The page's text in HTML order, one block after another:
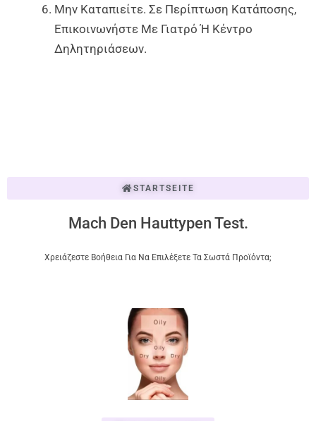
Μην Καταπιείτε. Σε Περίπτωση Κατάποσης,
Επικοινωνήστε Με Γιατρό Ή Κέντρο
Δηλητηριάσεων.
STARTSEITE
Mach Den Hauttypen Test.
Χρειάζεστε Βοήθεια Για Να Επιλέξετε Τα Σωστά Προϊόντα;